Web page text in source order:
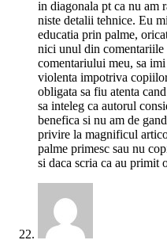
in diagonala pt ca nu am
niste detalii tehnice. Eu
educatia prin palme,
nici unul din comentariile
comentariului meu, sa
violenta impotriva
obligata sa fiu atenta
sa inteleg ca autorul
benefica si nu am de
privire la magnificul
palme primesc sau nu
si daca scria ca au primit